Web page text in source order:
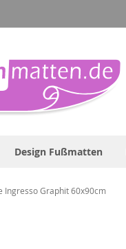
Design Fußmatten
Ingresso Graphit 60x90cm